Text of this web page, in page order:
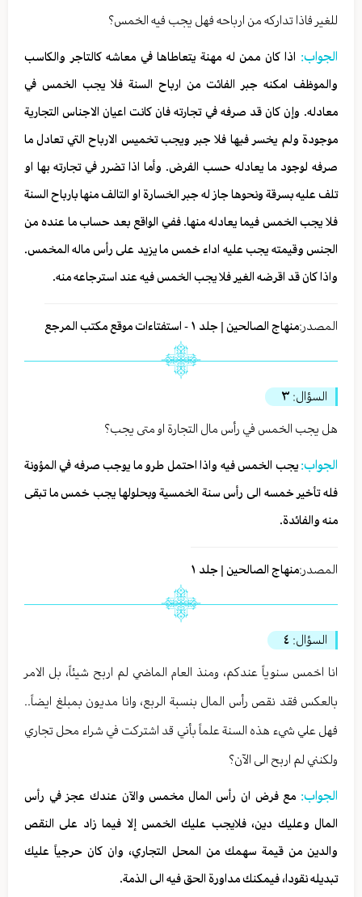
للغير فاذا تداركه من ارباحه فهل يجب فيه الخمس؟
الجواب: اذا كان ممن له مهنة يتعاطاها في معاشه كالتاجر والكاسب
والموظف امكنه جبر الفائت من ارباح السنة فلا يجب الخمس في
معادله. وإن كان قد صرفه في تجارته فان كانت اعيان الاجناس التجارية
موجودة ولم يخسر فيها فلا جبر ويجب تخميس الارباح التي تعادل ما
صرفه لوجود ما يعادله حسب الفرض. وأما اذا تضرر في تجارته بها او
تلف عليه بسرقة ونحوها جاز له جبر الخسارة او التالف منها بارباح السنة
فلا يجب الخمس فيما يعادله منها. ففي الواقع بعد حساب ما عنده من
الجنس وقيمته يجب عليه اداء خمس ما يزيد على رأس ماله المخمس.
واذا كان قد اقرضه الغير فلا يجب الخمس فيه عند استرجاعه منه.
المصدر:منهاج الصالحين | جلد ١ - استفتاءات موقع مكتب المرجع
السؤال: ٣
هل يجب الخمس في رأس مال التجارة او متى يجب؟
الجواب:يجب الخمس فيه واذا احتمل طرو ما يوجب صرفه في المؤونة
فله تأخير خمسه الى رأس سنة الخمسية وبحلولها يجب خمس ما تبقى
منه والفائدة.
المصدر:منهاج الصالحين | جلد ١
السؤال: ٤
انا اخمس سنوياً عندكم، ومنذ العام الماضي لم اربح شيئاً، بل الامر
بالعكس فقد نقص رأس المال بنسبة الربع، وانا مديون بمبلغ ايضاً..
فهل علي شيء هذه السنة علماً بأني قد اشتركت في شراء محل تجاري
ولكنني لم اربح الى الآن؟
الجواب: مع فرض ان رأس المال مخمس والآن عندك عجز في رأس
المال وعليك دين، فلايجب عليك الخمس إلا فيما زاد على النقص
والدين من قيمة سهمك من المحل التجاري، وان كان حرجياً عليك
تبديله نقودا، فيمكنك مداورة الحق فيه الى الذمة.